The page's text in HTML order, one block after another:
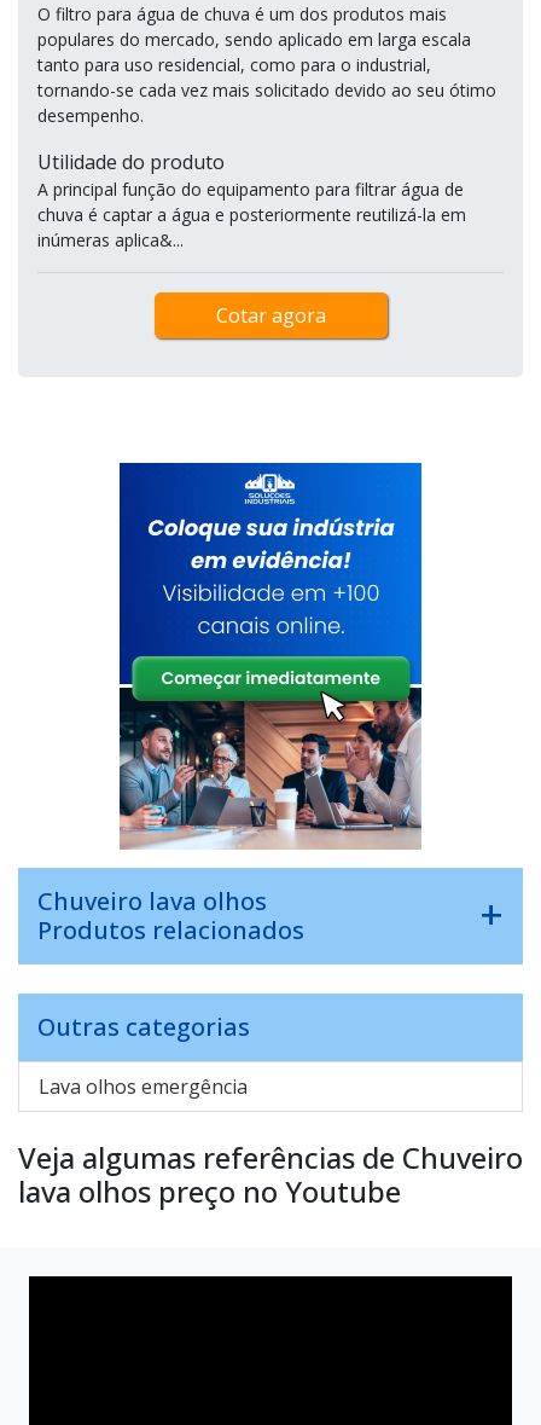
O filtro para água de chuva é um dos produtos mais
populares do mercado, sendo aplicado em larga escala
tanto para uso residencial, como para o industrial,
tornando-se cada vez mais solicitado devido ao seu ótimo
desempenho.
Utilidade do produto
A principal função do equipamento para filtrar água de
chuva é captar a água e posteriormente reutilizá-la em
inúmeras aplica&...
Cotar agora
Chuveiro lava olhos
Produtos relacionados
Outras categorias
Lava olhos emergência
Veja algumas referências de Chuveiro
lava olhos preço no Youtube